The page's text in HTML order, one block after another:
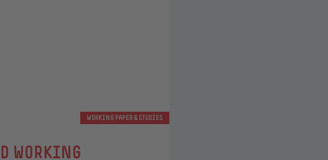
WORKING PAPER & STUDIES
WORKING